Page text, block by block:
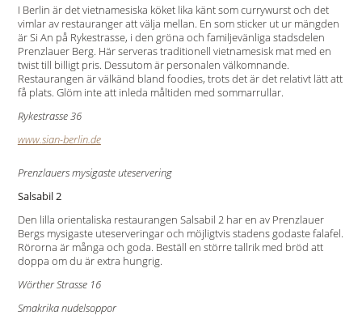
I Berlin är det vietnamesiska köket lika känt som currywurst och det
vimlar av restauranger att välja mellan. En som sticker ut ur mängden
är Si An på Rykestrasse, i den gröna och familjevänliga stadsdelen
Prenzlauer Berg. Här serveras traditionell vietnamesisk mat med en
twist till billigt pris. Dessutom är personalen välkomnande.
Restaurangen är välkänd bland foodies, trots det är det relativt lätt att
få plats. Glöm inte att inleda måltiden med sommarrullar.
Rykestrasse 36
www.sian-berlin.de
Prenzlauers mysigaste uteservering
Salsabil 2
Den lilla orientaliska restaurangen Salsabil 2 har en av Prenzlauer
Bergs mysigaste uteserveringar och möjligtvis stadens godaste falafel.
Rörorna är många och goda. Beställ en större tallrik med bröd att
doppa om du är extra hungrig.
Wörther Strasse 16
Smakrika nudelsoppor